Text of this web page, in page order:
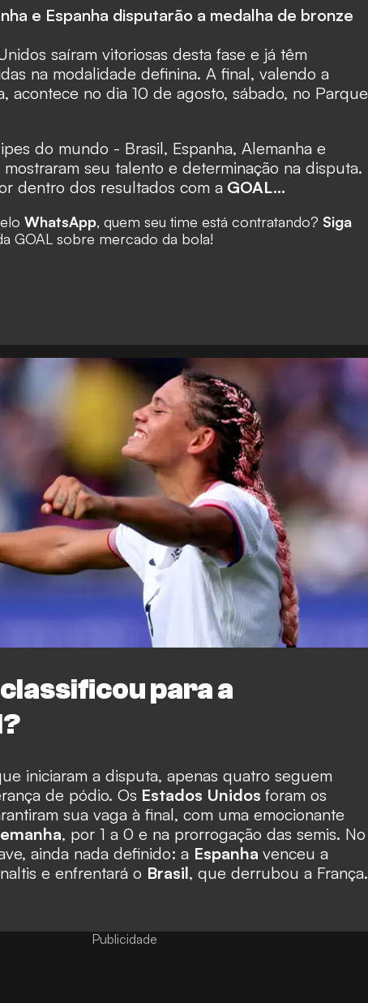
e Espanha disputarão a medalha de bronze
saíram vitoriosas desta fase e já têm
na modalidade definina. A final, valendo a
acontece no dia 10 de agosto, sábado, no Parque
do mundo - Brasil, Espanha, Alemanha e
seu talento e determinação na disputa.
dentro dos resultados com a GOAL...
WhatsApp, quem seu time está contratando? Siga
GOAL sobre mercado da bola!
para a
iniciaram a disputa, apenas quatro seguem
de pódio. Os Estados Unidos foram os
sua vaga à final, com uma emocionante
, por 1 a 0 e na prorrogação das semis. No
ainda nada definido: a Espanha venceu a
e enfrentará o Brasil, que derrubou a França.
Publicidade